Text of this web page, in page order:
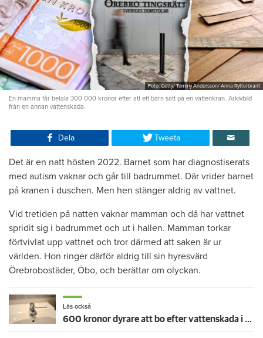
Foto: Getty/ Tommy Andersson/ Anna Rytterbrant
En mamma får betala 300 000 kronor efter att ett barn satt på en vattenkran. Arkivbild
från en annan vattenskada.
Dela Tweeta
Det är en natt hösten 2022. Barnet som har diagnostiserats
med autism vaknar och går till badrummet. Där vrider barnet
på kranen i duschen. Men hen stänger aldrig av vattnet.
Vid tretiden på natten vaknar mamman och då har vattnet
spridit sig i badrummet och ut i hallen. Mamman torkar
förtvivlat upp vattnet och tror därmed att saken är ur
världen. Hon ringer därför aldrig till sin hyresvärd
Örebrobostäder, Öbo, och berättar om olyckan.
Läs också
600 kronor dyrare att bo efter vattenskada i Varberg